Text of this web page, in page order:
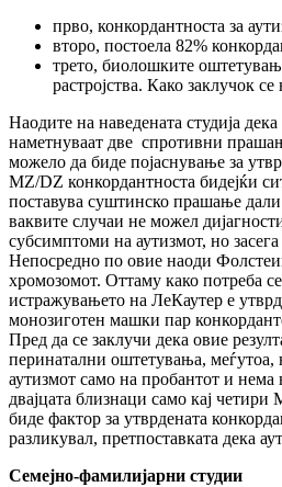
прво, конкордантноста за
второ, постоела 82%
трето, биолошките
растројства. Како заклучок
Наодите на наведената студија
наметнуваат две спротивни
можело да биде појаснување за
MZ/DZ конкордантноста бидејќи
поставува суштинско прашање
ваквите случаи не можел
субсимптоми на аутизмот, но
Непосредно по овие наоди
хромозомот. Оттаму како потреба
истражувањето на ЛеКаутер е
монозиготен машки пар
Пред да се заклучи дека овие
перинатални оштетувања, меѓутоа,
аутизмот само на пробантот и нема
двајцата близнаци само кај
биде фактор за утврдената
разликувал, претпоставката дека
Семејно-фамилијарни студии